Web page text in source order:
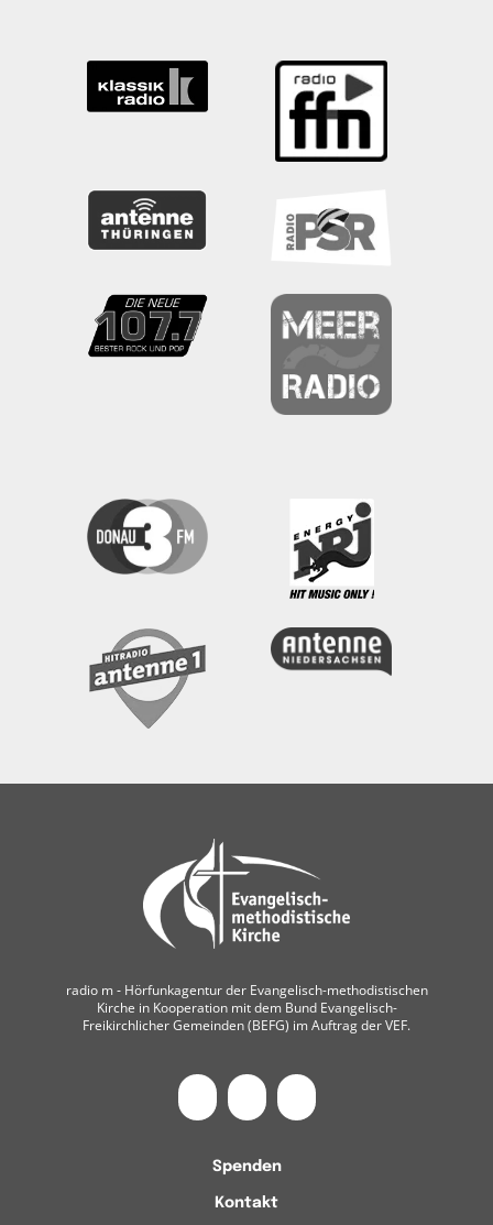
radio m ‐ Hörfunkagentur der Evangelisch-methodistischen
Kirche in Kooperation mit dem Bund Evangelisch-
Freikirchlicher Gemeinden (BEFG) im Auftrag der VEF.
Spenden
Kontakt